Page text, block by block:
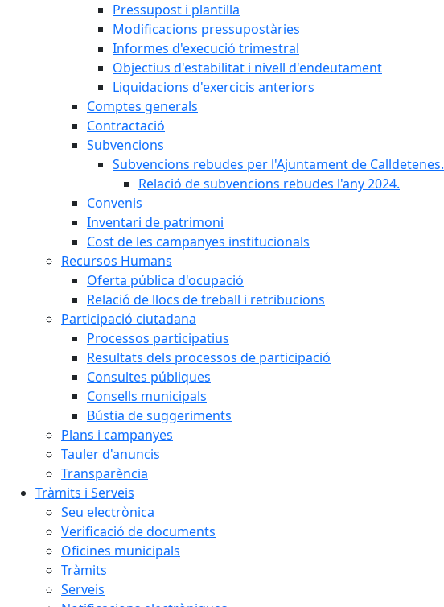
Pressupost i plantilla
Modificacions pressupostàries
Informes d'execució trimestral
Objectius d'estabilitat i nivell d'endeutament
Liquidacions d'exercicis anteriors
Comptes generals
Contractació
Subvencions
Subvencions rebudes per l'Ajuntament de Calldetenes.
Relació de subvencions rebudes l'any 2024.
Convenis
Inventari de patrimoni
Cost de les campanyes institucionals
Recursos Humans
Oferta pública d'ocupació
Relació de llocs de treball i retribucions
Participació ciutadana
Processos participatius
Resultats dels processos de participació
Consultes públiques
Consells municipals
Bústia de suggeriments
Plans i campanyes
Tauler d'anuncis
Transparència
Tràmits i Serveis
Seu electrònica
Verificació de documents
Oficines municipals
Tràmits
Serveis